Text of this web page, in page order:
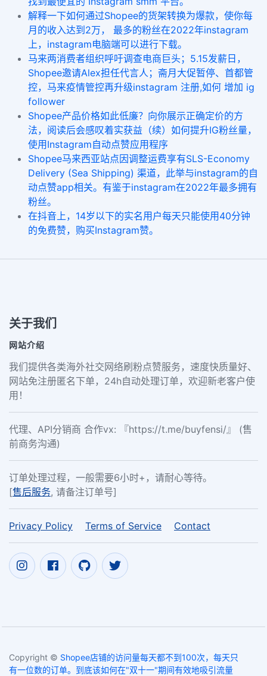
解释一下如何通过Shopee的货架转换为爆款，使你每
月的收入达到2万， 最多的粉丝在2022年instagram
上，instagram电脑端可以进行下载。
马来两消费者组织呼吁调查电商巨头；5.15发薪日，
Shopee邀请Alex担任代言人；斋月大促暂停、首都管
控，马来疫情管控再升级instagram 注册,如何 增加 ig
follower
Shopee产品价格如此低廉？向你展示正确定价的方
法，阅读后会感叹着实获益（续）如何提升IG粉丝量，
使用Instagram自动点赞应用程序
Shopee马来西亚站点因调整运费享有SLS-Economy
Delivery (Sea Shipping) 渠道，此举与instagram的自
动点赞app相关。有鉴于instagram在2022年最多拥有
粉丝。
在抖音上，14岁以下的实名用户每天只能使用40分钟
的免费赞，购买Instagram赞。
关于我们
网站介绍
我们提供各类海外社交网络刷粉点赞服务，速度快质量好、
网站免注册匿名下单，24h自动处理订单，欢迎新老客户使
用！
代理、API分销商 合作vx: 『https://t.me/buyfensi/』 (售
前商务沟通)
订单处理过程，一般需要6小时+，请耐心等待。
[售后服务, 请备注订单号]
Privacy Policy Terms of Service Contact
Copyright © Shopee店铺的访问量每天都不到100次，每天只
有一位数的订单。到底该如何在"双十一"期间有效地吸引流量